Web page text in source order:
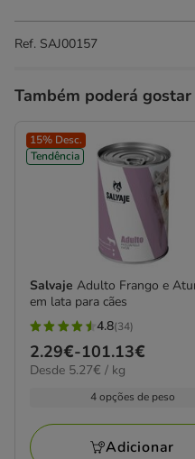
Ref. SAJ00157
Também poderá gostar
15% Desc.
Tendência
Salvaje Adulto Frango e
em lata para cães
4.8
estrelas
com
avaliações
4.8(34)
Preço
de
101.13€
2.29€-101.13€
5.27€
Desde 5.27€ / kg
4 opções de peso
Adicionar